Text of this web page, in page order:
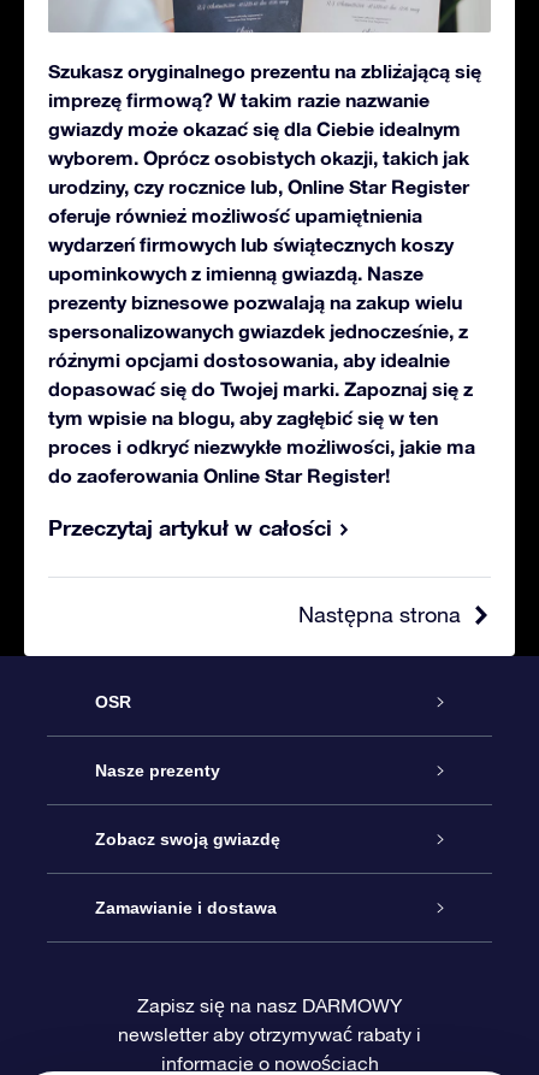
Szukasz oryginalnego prezentu na zbliżającą się
imprezę firmową? W takim razie nazwanie
gwiazdy może okazać się dla Ciebie idealnym
wyborem. Oprócz osobistych okazji, takich jak
urodziny, czy rocznice lub, Online Star Register
oferuje również możliwość upamiętnienia
wydarzeń firmowych lub świątecznych koszy
upominkowych z imienną gwiazdą. Nasze
prezenty biznesowe pozwalają na zakup wielu
spersonalizowanych gwiazdek jednocześnie, z
różnymi opcjami dostosowania, aby idealnie
dopasować się do Twojej marki. Zapoznaj się z
tym wpisie na blogu, aby zagłębić się w ten
proces i odkryć niezwykłe możliwości, jakie ma
do zaoferowania Online Star Register!
Przeczytaj artykuł w całości
Następna strona
OSR
Obsługa
Kontakt
Blog
Recenzje
Nasze prezenty
Podarunek Gwiazda Online
Pakiet Podarunkowy OSR
Karta podarunkowa OSR
Zobacz swoją gwiazdę
Rejestr Gwiazd
Sprsonalizowana Strona Gwiazdy
Zamawianie i dostawa
Metody płatności
Zapisz się na nasz DARMOWY
newsletter aby otrzymywać rabaty i
informacje o nowościach